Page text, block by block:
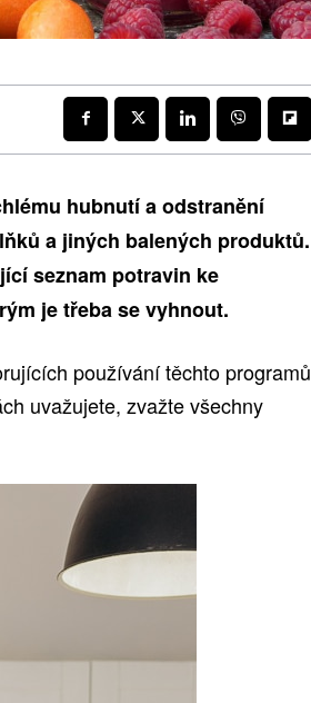
hubnutí a odstranění
a jiných balených produktů.
seznam potravin ke
je třeba se vyhnout.
používání těchto programů
uvažujete, zvažte všechny